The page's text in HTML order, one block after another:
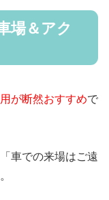
場＆アク
が断然おすすめで
車での来場はご遠